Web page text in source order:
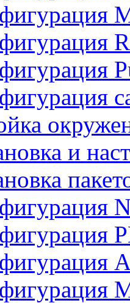
и